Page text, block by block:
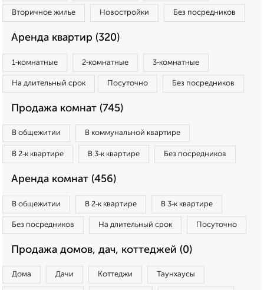
Вторичное жилье Новостройки Без посредников
Аренда квартир (320)
1‑комнатные 2‑комнатные 3‑комнатные
На длительный срок Посуточно Без посредников
Продажа комнат (745)
В общежитии В коммунальной квартире
В 2‑к квартире В 3‑к квартире Без посредников
Аренда комнат (456)
В общежитии В 2‑к квартире В 3‑к квартире
Без посредников На длительный срок Посуточно
Продажа домов, дач, коттеджей (0)
Дома Дачи Коттеджи Таунхаусы